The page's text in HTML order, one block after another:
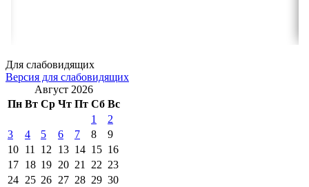
Для слабовидящих
Версия для слабовидящих
Август 2026
Пн Вт Ср Чт Пт Сб Вс
1
2
3
4 5 6 7 8
9
10 11 12 13 14 15 16
17 18 19 20 21 22 23
24 25 26 27 28 29 30